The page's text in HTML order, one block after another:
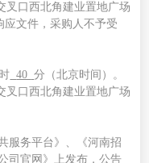
叉口西北角建业置地广场
应文件，采购人不予受
时 40 分 （北京时间）。
叉口西北角建业置地广场
服务平台》、《河南招
司官网》上发布，公告